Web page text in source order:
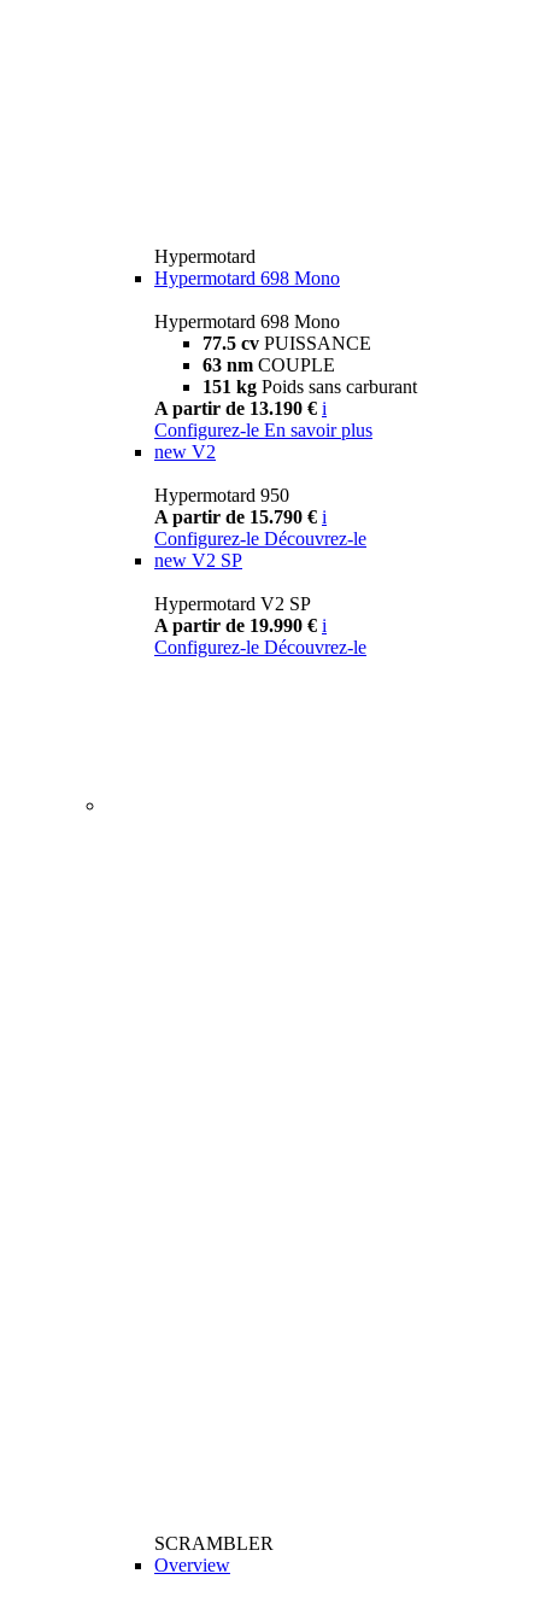
Hypermotard
Hypermotard 698 Mono
Hypermotard 698 Mono
77.5 cv PUISSANCE
63 nm COUPLE
151 kg Poids sans carburant
A partir de 13.190 € i
Configurez-le En savoir plus
new V2
Hypermotard 950
A partir de 15.790 € i
Configurez-le Découvrez-le
new V2 SP
Hypermotard V2 SP
A partir de 19.990 € i
Configurez-le Découvrez-le
SCRAMBLER
Overview